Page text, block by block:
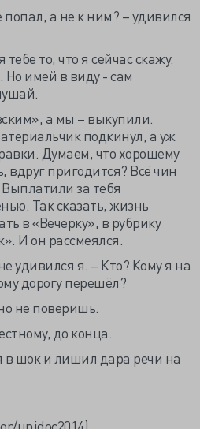
попал, а не к ним? – удивился
то, что я сейчас скажу.
Но имей в виду - сам
а мы – выкупили.
подкинул, а уж
Думаем, что хорошему
вдруг пригодится? Всё чин
за тебя
Так сказать, жизнь
в «Вечерку», в рубрику
И он рассмеялся.
удивился я. – Кто? Кому я на
дорогу перешёл?
не поверишь.
до конца.
в шок и лишил дара речи на